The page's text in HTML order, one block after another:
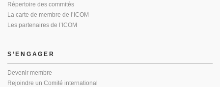
Répertoire des commités
La carte de membre de l’ICOM
Les partenaires de l’ICOM
S’ENGAGER
Devenir membre
Rejoindre un Comité international